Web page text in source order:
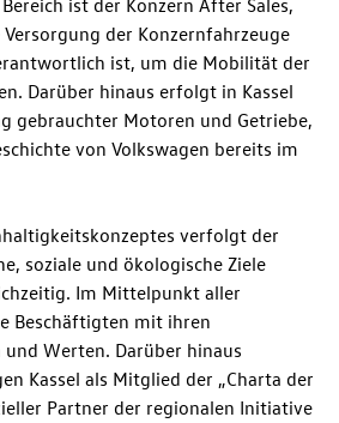
ist der Konzern After Sales,
der Konzernfahrzeuge
ist, um die Mobilität der
Darüber hinaus erfolgt in Kassel
gebrauchter Motoren und Getriebe,
von Volkswagen bereits im
verfolgt der
soziale und ökologische Ziele
Im Mittelpunkt aller
Beschäftigten mit ihren
Werten. Darüber hinaus
Kassel als Mitglied der „Charta der
Partner der regionalen Initiative